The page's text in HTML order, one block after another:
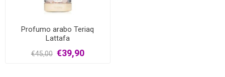
Profumo arabo Teriaq
Lattafa
€45,00 €39,90